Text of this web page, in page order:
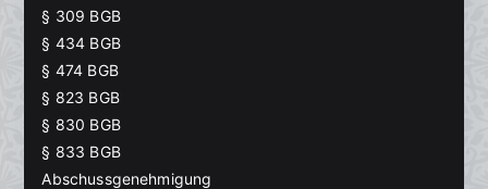
§ 309 BGB
§ 434 BGB
§ 474 BGB
§ 823 BGB
§ 830 BGB
§ 833 BGB
Abschussgenehmigung